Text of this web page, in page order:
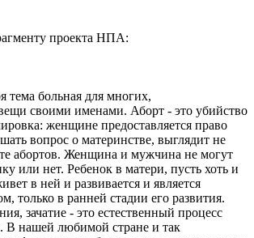
проекта НПА:
тема больная для многих,
своими именами. Аборт - это убийство
женщине предоставляется право
вопрос о материнстве, выглядит не
абортов. Женщина и мужчина не могут
или нет. Ребенок в матери, пусть хоть и
в ней и развивается и является
только в ранней стадии его развития.
зачатие - это естественный процесс
В нашей любимой стране и так